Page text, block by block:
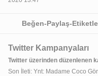
Beğen-Paylaş-
Twitter Kampanyaları
Twitter üzerinden düzenlenen
Son İleti: Ynt: Madame Coco